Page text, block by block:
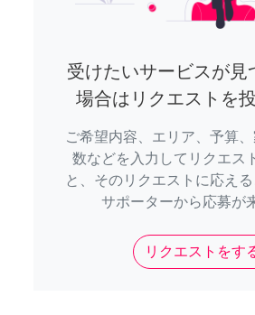
受けたいサービスが見
場合はリクエストを
ご希望内容、エリア、予算
数などを入力してリクエス
と、そのリクエストに応え
サポーターから応募が
リクエストをす